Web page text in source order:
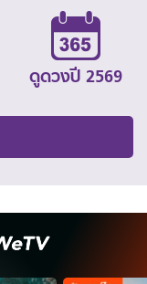
ดูดวงปี 2569